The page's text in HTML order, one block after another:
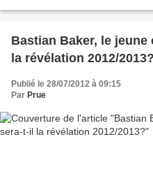
Bastian Baker, le jeune
la révélation 2012/2013?
Publié le 28/07/2012 à 09:15
Par Prue